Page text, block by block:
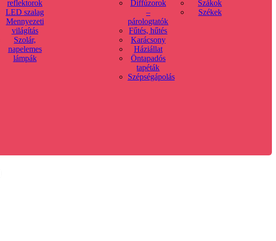
reflektorok
LED szalag
Mennyezeti
világítás
Szolár,
napelemes
lámpák
Diffúzorok
–
párologtatók
Fűtés, hűtés
Karácsony
Háziállat
Öntapadós
tapéták
Szépségápolás
Szákok
Székek